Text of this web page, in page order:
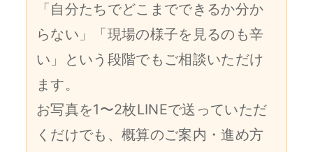
「自分たちでどこまでできるか分か
らない」「現場の様子を見るのも辛
い」という段階でもご相談いただけ
ます。
お写真を1〜2枚LINEで送っていただ
くだけでも、概算のご案内・進め方